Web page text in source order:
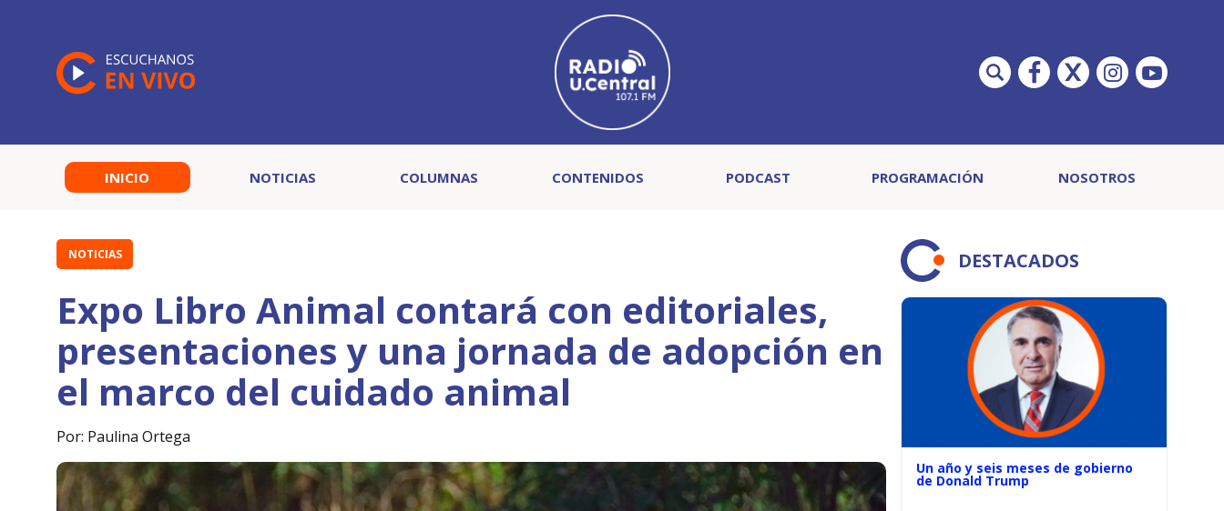
INICIO NOTICIAS COLUMNAS CONTENIDOS PODCAST PROGRAMACIÓN NOSOTROS
NOTICIAS
Expo Libro Animal contará con editoriales,
presentaciones y una jornada de adopción en
el marco del cuidado animal
Por: Paulina Ortega
DESTACADOS
Un año y seis meses de gobierno
de Donald Trump